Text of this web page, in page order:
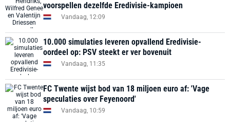
voorspellen dezelfde Eredivisie-kampioen
Vandaag, 12:09
10.000 simulaties leveren opvallend Eredivisie-
oordeel op: PSV steekt er ver bovenuit
Vandaag, 11:35
FC Twente wijst bod van 18 miljoen euro af: 'Vage
speculaties over Feyenoord'
Vandaag, 10:59